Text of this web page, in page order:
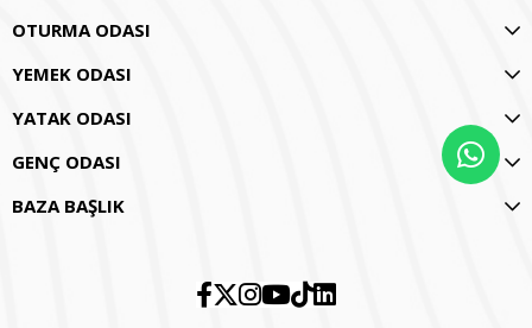
OTURMA ODASI
YEMEK ODASI
YATAK ODASI
GENÇ ODASI
BAZA BAŞLIK